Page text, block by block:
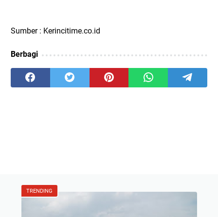
Sumber : Kerincitime.co.id
Berbagi
TRENDING